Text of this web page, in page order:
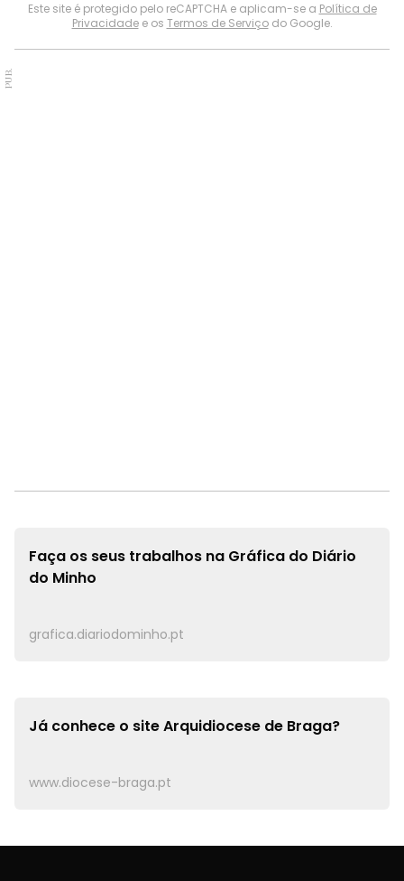
Este site é protegido pelo reCAPTCHA e aplicam-se a Política de
Privacidadee os Termos de Serviçodo Google.
PUB.
Faça os seus trabalhos na Gráfica do Diário
do Minho
grafica.diariodominho.pt
Já conhece o siteArquidiocese de Braga?
www.diocese-braga.pt